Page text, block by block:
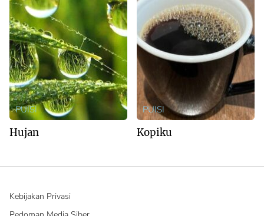
PUISI
Hujan
PUISI
Kopiku
Kebijakan Privasi